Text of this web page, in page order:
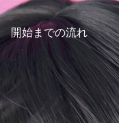
開始までの流れ